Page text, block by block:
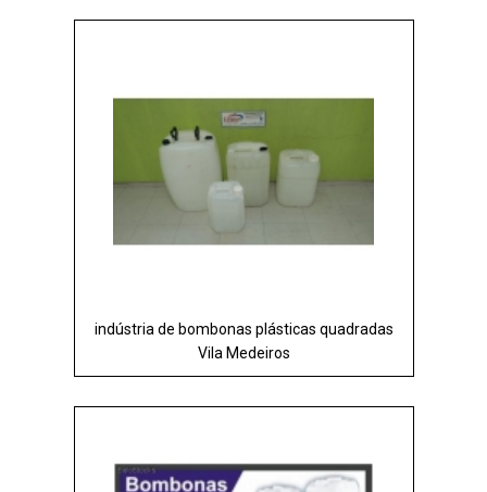
indústria de bombonas plásticas quadradas
Vila Medeiros